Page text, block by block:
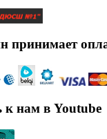
принимает
к нам в Youtube